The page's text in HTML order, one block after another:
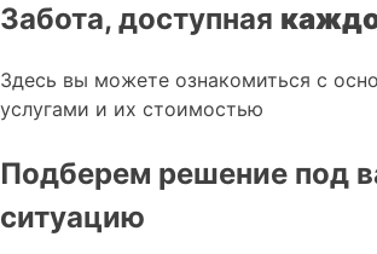
Забота, доступная
Здесь вы можете ознакомиться с
услугами и их стоимостью
Подберем решение под
ситуацию